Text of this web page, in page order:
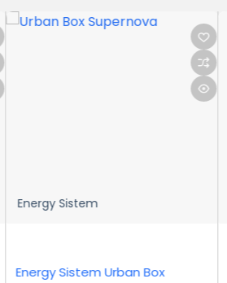
MARSHALL
Marshall Emberton III –